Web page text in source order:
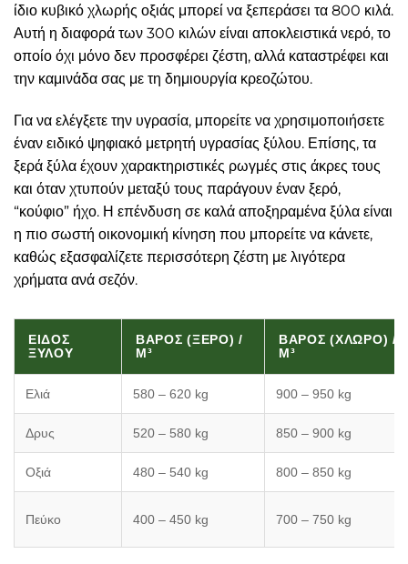
ίδιο κυβικό χλωρής οξιάς μπορεί να ξεπεράσει τα 800 κιλά.
Αυτή η διαφορά των 300 κιλών είναι αποκλειστικά νερό, το
οποίο όχι μόνο δεν προσφέρει ζέστη, αλλά καταστρέφει και
την καμινάδα σας με τη δημιουργία κρεοζώτου.
Για να ελέγξετε την υγρασία, μπορείτε να χρησιμοποιήσετε
έναν ειδικό ψηφιακό μετρητή υγρασίας ξύλου. Επίσης, τα
ξερά ξύλα έχουν χαρακτηριστικές ρωγμές στις άκρες τους
και όταν χτυπούν μεταξύ τους παράγουν έναν ξερό,
“κούφιο” ήχο. Η επένδυση σε καλά αποξηραμένα ξύλα είναι
η πιο σωστή οικονομική κίνηση που μπορείτε να κάνετε,
καθώς εξασφαλίζετε περισσότερη ζέστη με λιγότερα
χρήματα ανά σεζόν.
ΕΊΔΟΣ
ΞΎΛΟΥ
ΒΆΡΟΣ (ΞΕΡΌ) /
M³
ΒΆΡΟΣ (ΧΛΩΡΌ) /
M³
Ελιά 580 – 620 kg 900 – 950 kg
Δρυς 520 – 580 kg 850 – 900 kg
Οξιά 480 – 540 kg 800 – 850 kg
Πεύκο 400 – 450 kg 700 – 750 kg